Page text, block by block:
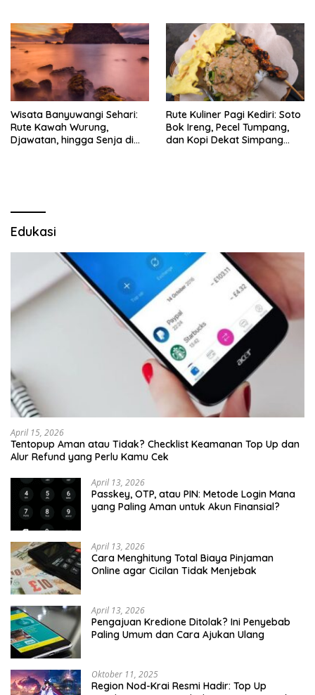
Wisata Banyuwangi Sehari:
Rute Kawah Wurung,
Djawatan, hingga Senja di
Rute Kuliner Pagi Kediri: Soto
Bok Ireng, Pecel Tumpang,
dan Kopi Dekat Simpang
Edukasi
April 15, 2026
Tentopup Aman atau Tidak? Checklist Keamanan Top Up dan
Alur Refund yang Perlu Kamu Cek
April 13, 2026
Passkey, OTP, atau PIN: Metode Login Mana
yang Paling Aman untuk Akun Finansial?
April 13, 2026
Cara Menghitung Total Biaya Pinjaman
Online agar Cicilan Tidak Menjebak
April 13, 2026
Pengajuan Kredione Ditolak? Ini Penyebab
Paling Umum dan Cara Ajukan Ulang
Oktober 11, 2025
Region Nod-Krai Resmi Hadir: Top Up